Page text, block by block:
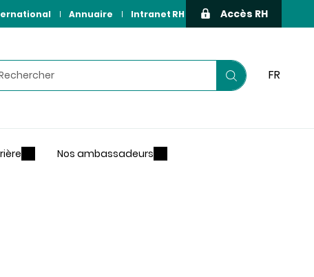
Annuaire Intranet RH Accès RH
Lancer
FR
Nos ambassadeurs